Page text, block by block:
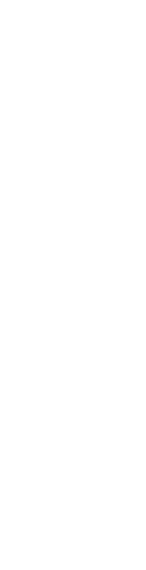
¿Cómo puede
empresa de
Añadir una
pila tecnológica de tu
mejorar la
herramientas
dar a tus agentes
necesitan para
excepcional.
los beneficios de
Análisis del